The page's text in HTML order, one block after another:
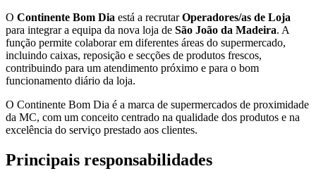
O Continente Bom Dia está a recrutarOperadores/as de Loja
para integrar a equipa da nova loja de São João da Madeira. A
função permite colaborar em diferentes áreas do supermercado,
incluindo caixas, reposição e secções de produtos frescos,
contribuindo para um atendimento próximo e para o bom
funcionamento diário da loja.
O Continente Bom Dia é a marca de supermercados de proximidade
da MC, com um conceito centrado na qualidade dos produtos e na
excelência do serviço prestado aos clientes.
Principais responsabilidades